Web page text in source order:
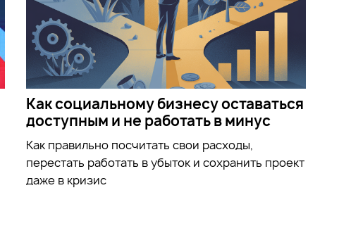
Как социальному бизнесу оставаться
доступным и не работать в минус
Как правильно посчитать свои расходы,
перестать работать в убыток и сохранить проект
даже в кризис